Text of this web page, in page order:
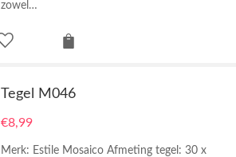
zowel…
Tegel M046
€8,99
Merk: Estile Mosaico Afmeting tegel: 30 x